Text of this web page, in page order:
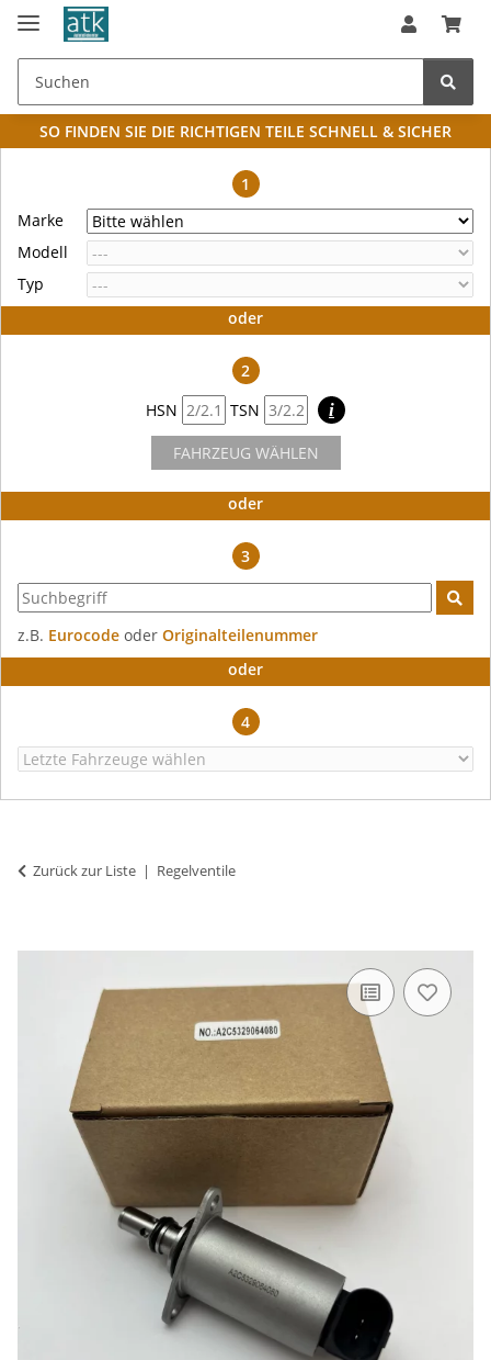
SO FINDEN SIE DIE RICHTIGEN TEILE SCHNELL & SICHER
1
Marke
Modell
Typ
oder
2
HSN
TSN i
FAHRZEUG WÄHLEN
oder
3
z.B. Eurocode oder Originalteilenummer
oder
4
Zurück zur Liste Regelventile